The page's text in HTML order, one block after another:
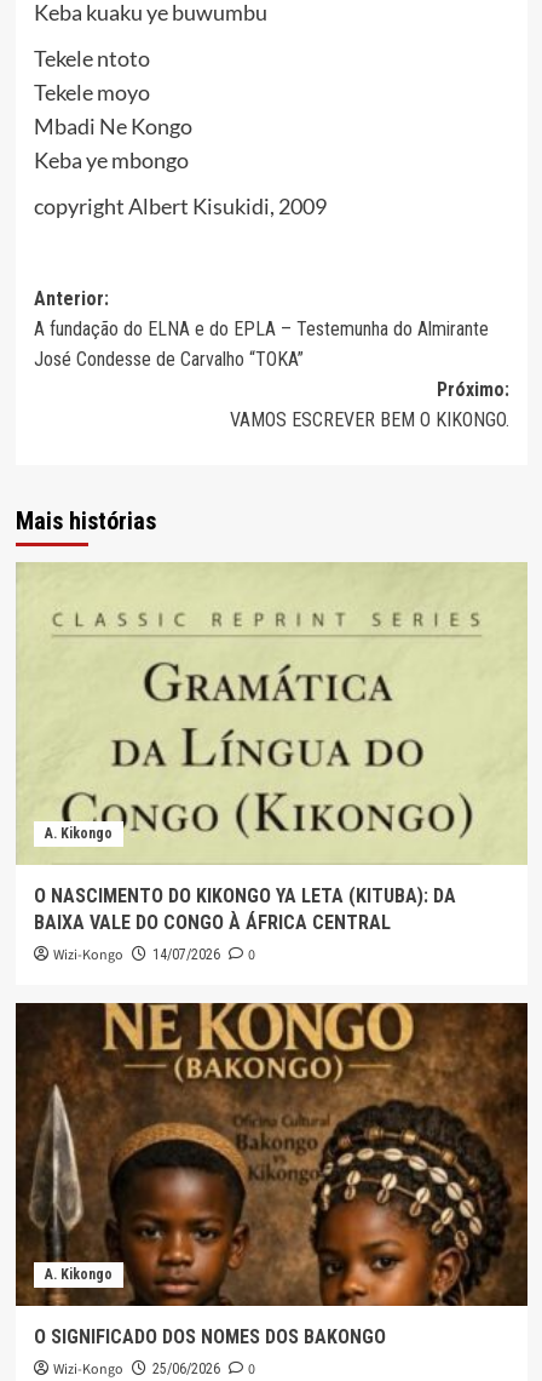
Keba kuaku ye buwumbu
Tekele ntoto
Tekele moyo
Mbadi Ne Kongo
Keba ye mbongo
copyright Albert Kisukidi, 2009
Navegação
de
Anterior:
A fundação do ELNA e do EPLA – Testemunha do Almirante
José Condesse de Carvalho “TOKA”
Próximo:
VAMOS ESCREVER BEM O KIKONGO.
Mais histórias
A. Kikongo
O NASCIMENTO DO KIKONGO YA LETA (KITUBA): DA
BAIXA VALE DO CONGO À ÁFRICA CENTRAL
Wizi-Kongo 14/07/2026 0
A. Kikongo
O SIGNIFICADO DOS NOMES DOS BAKONGO
Wizi-Kongo 25/06/2026 0